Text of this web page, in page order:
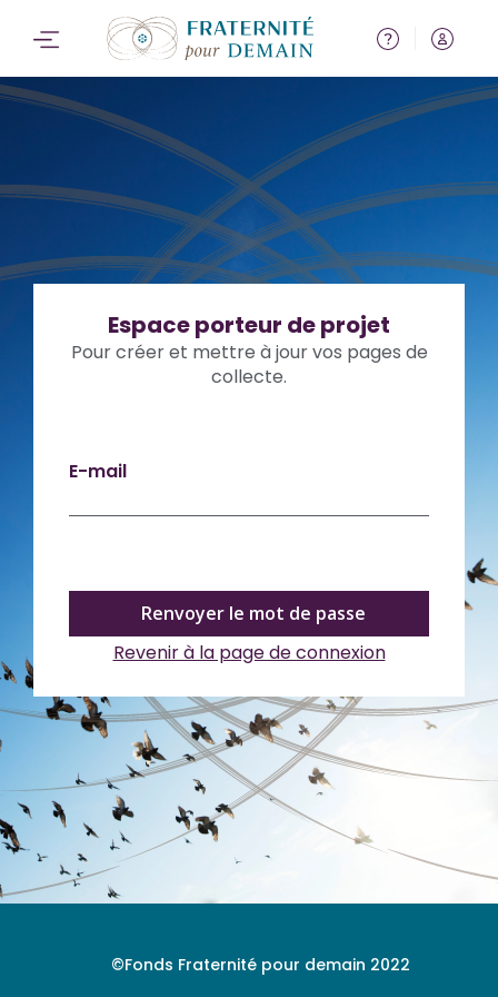
Espace porteur de projet
Pour créer et mettre à jour vos pages de
collecte.
E-mail
Revenir à la page de connexion
©Fonds Fraternité pour demain 2022